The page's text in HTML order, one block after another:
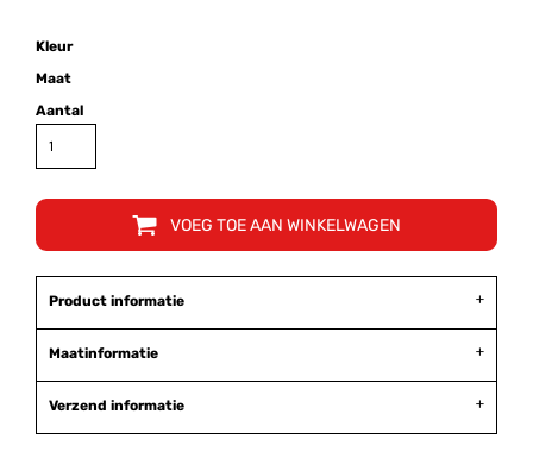
Kleur
Maat
Aantal
VOEG TOE AAN WINKELWAGEN
Product informatie
Maatinformatie
Verzend informatie